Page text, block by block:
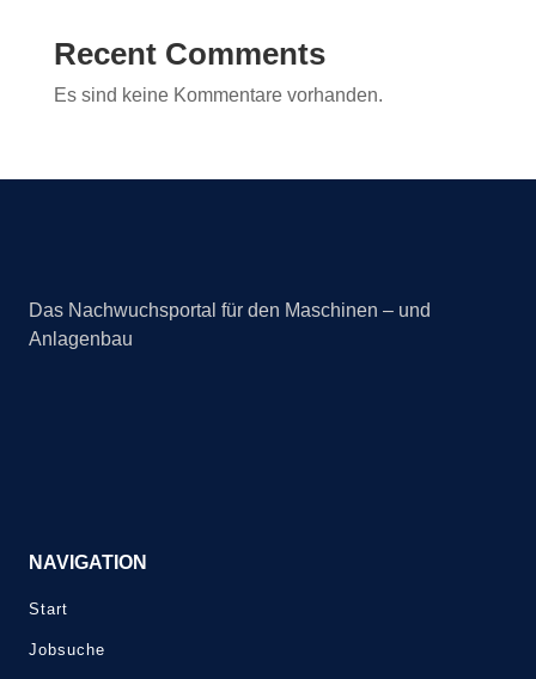
Recent Comments
Es sind keine Kommentare vorhanden.
Das Nachwuchsportal für den Maschinen – und
Anlagenbau
NAVIGATION
Start
Jobsuche